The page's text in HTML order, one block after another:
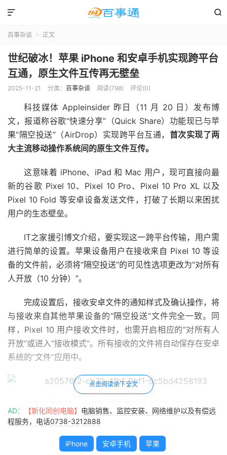


百事杂谈  正文
世纪破冰！苹果 iPhone 和安卓手机实现跨平台
互通，原生文件互传再无壁垒
2025-11-21 分类： 百事杂谈 阅读(798) 评论(0)
科技媒体 Appleinsider 昨日（11 月 20 日）发布博
文，报道称谷歌“快速分享”（Quick Share）功能现已与苹
果“隔空投送”（AirDrop）实现跨平台互通， 首次实现了两
大主流移动操作系统间的原生文件互传。
这意味着 iPhone、iPad 和 Mac 用户，现可直接向最
新的谷歌 Pixel 10、Pixel 10 Pro、Pixel 10 Pro XL 以及
Pixel 10 Fold 等安卓设备发送文件，打破了长期以来困扰
用户的生态壁垒。
IT之家援引博文介绍，要实现这一跨平台传输，用户需
进行简单的设置。苹果设备用户在接收来自 Pixel 10 等设
备的文件前，必须将“隔空投送”的可见性选项更改为“对所有
人开放（10 分钟）”。
完成设置后，接收安卓文件的通知样式及确认操作，将
与接收来自其他苹果设备的“隔空投送”文件完全一致。同
样，Pixel 10 用户接收文件时，也需开启相应的“对所有人
开放”或进入“接收模式”。所有接收的文件将自动保存在安卓
系统的“文件”应用中。
谷歌方面强调，此次功能互通在设计上采用了多层安全
防护机制，以确保跨平台分享的安全性。整个传输过程充分
道完成，数据不会经过任何服务器中转。
点击阅读余下全文
AD： 【新化同创电脑】 电脑销售、监控安装、网络维护以及有偿远
程服务，电话0738-3212888
iPhone 安卓手机 苹果